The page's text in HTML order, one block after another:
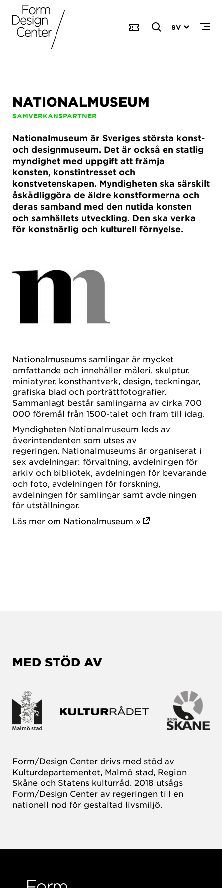
SV
NATIONALMUSEUM
SAMVERKANSPARTNER
Nationalmuseum är Sveriges största konst-
och designmuseum. Det är också en statlig
myndighet med uppgift att främja
konsten, konstintresset och
konstvetenskapen. Myndigheten ska särskilt
åskådliggöra de äldre konstformerna och
deras samband med den nutida konsten
och samhällets utveckling. Den ska verka
för konstnärlig och kulturell förnyelse.
Nationalmuseums samlingar är mycket
omfattande och innehåller måleri, skulptur,
miniatyrer, konsthantverk, design, teckningar,
grafiska blad och porträttfotografier.
Sammanlagt består samlingarna av cirka 700
000 föremål från 1500-talet och fram till idag.
Myndigheten Nationalmuseum leds av
överintendenten som utses av
regeringen. Nationalmuseums är organiserat i
sex avdelningar: förvaltning, avdelningen för
arkiv och bibliotek, avdelningen för bevarande
och foto, avdelningen för forskning,
avdelningen för samlingar samt avdelningen
för utställningar.
Läs mer om Nationalmuseum »
MED STÖD AV
Form/Design Center drivs med stöd av
Kulturdepartementet, Malmö stad, Region
Skåne och Statens kulturråd. 2018 utsågs
Form/Design Center av regeringen till en
nationell nod för gestaltad livsmiljö.